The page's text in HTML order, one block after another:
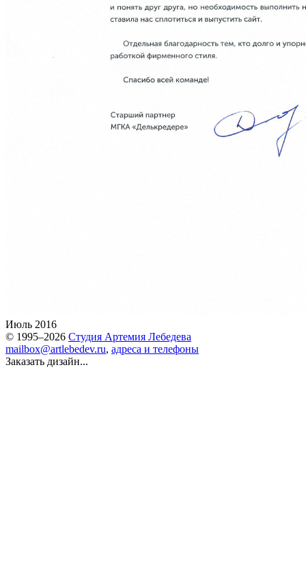
Июль 2016
© 1995–2026 Студия Артемия Лебедева
mailbox@artlebedev.ru, адреса и телефоны
Заказать дизайн...